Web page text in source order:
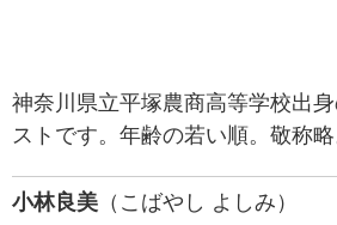
神奈川県立平塚農商高等学校出
ストです。年齢の若い順。敬称略
小林良美 （こばやし よしみ）